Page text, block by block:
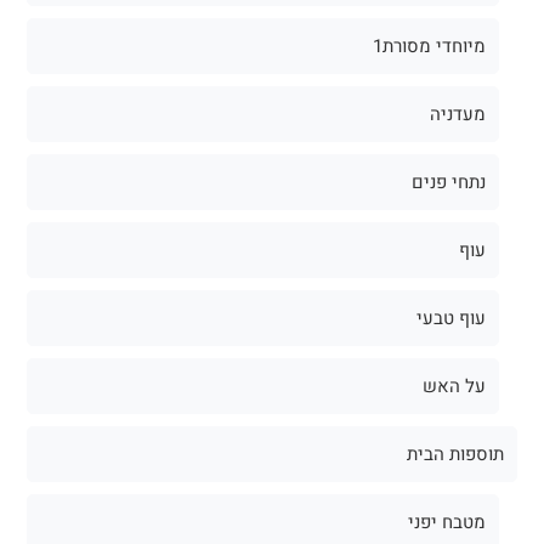
מיוחדי מסורת1
מעדניה
נתחי פנים
עוף
עוף טבעי
על האש
תוספות הבית
מטבח יפני